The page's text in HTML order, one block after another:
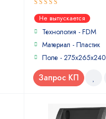
5out of 5
Не выпускается
Технология - FDM
Материал - Пластик
Поле - 275x265x240
Запрос КП